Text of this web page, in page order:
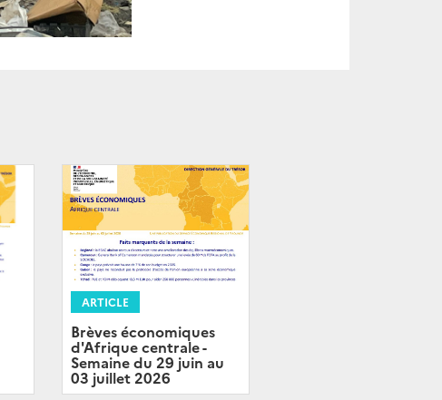
ARTICLE
Brèves économiques
d'Afrique centrale -
Semaine du 29 juin au
03 juillet 2026